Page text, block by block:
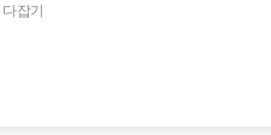
잡기